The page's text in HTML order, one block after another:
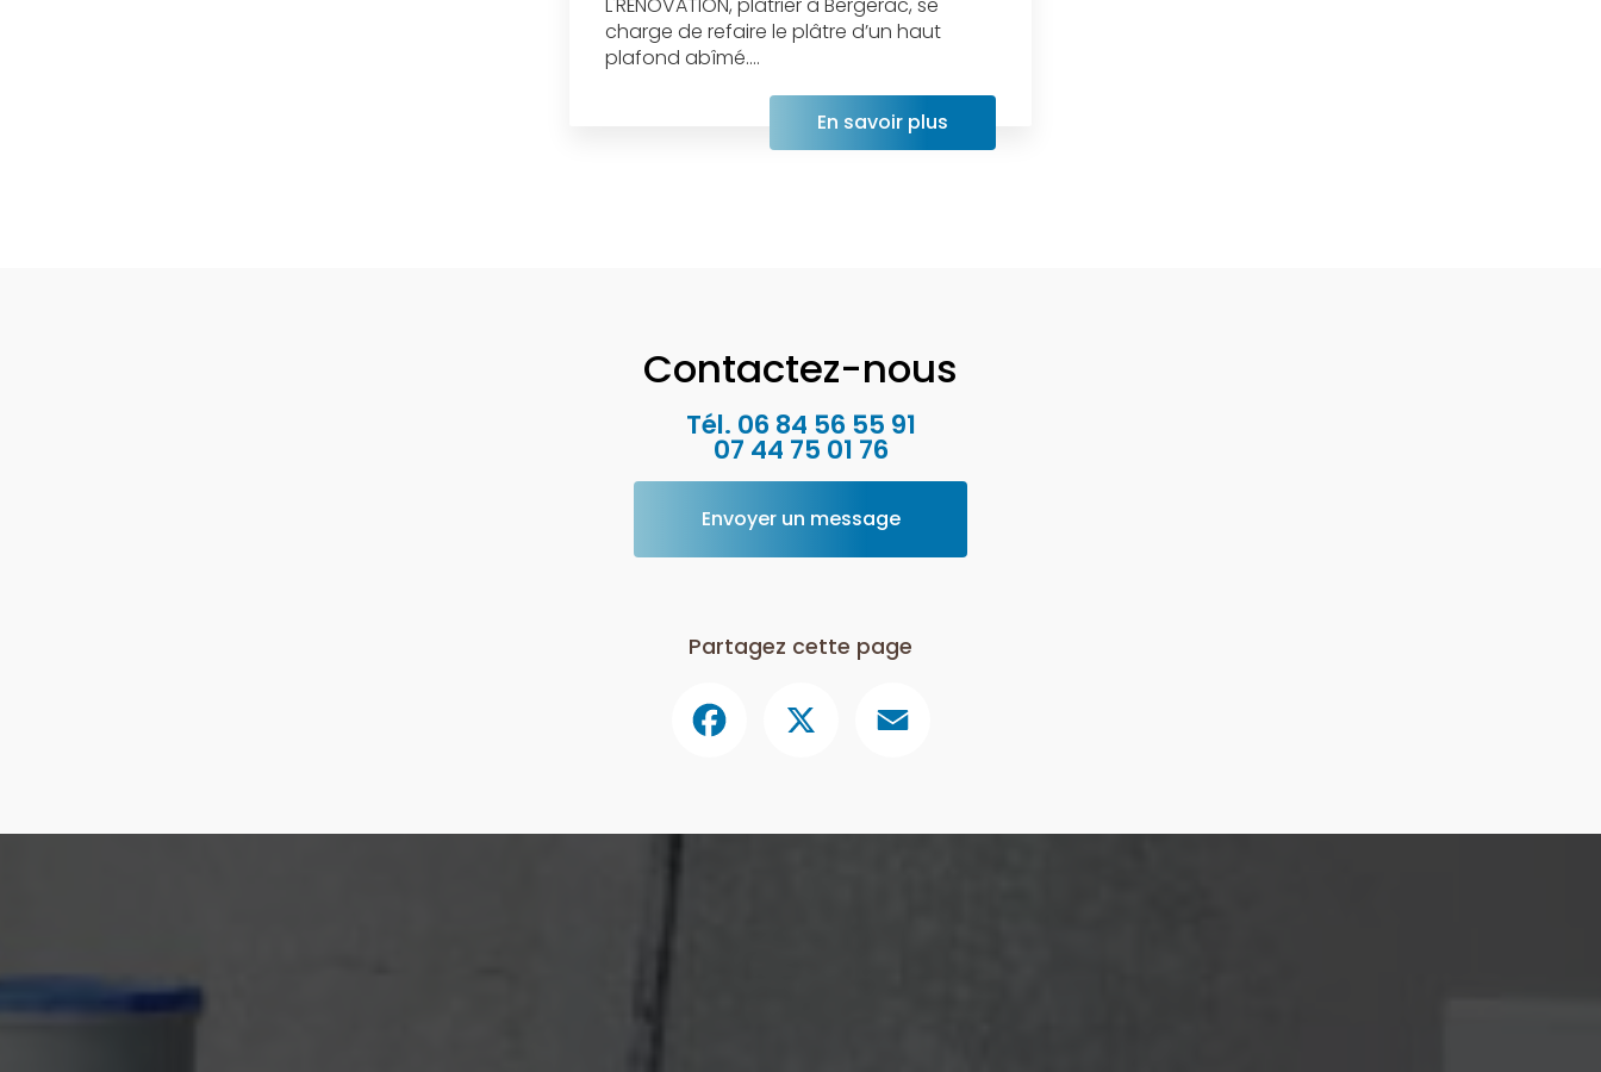
charge de refaire le plâtre d’un haut
plafond abîmé....
En savoir plus
Contactez-nous
Tél. 06 84 56 55 91
07 44 75 01 76
Envoyer un message
Partagez cette page